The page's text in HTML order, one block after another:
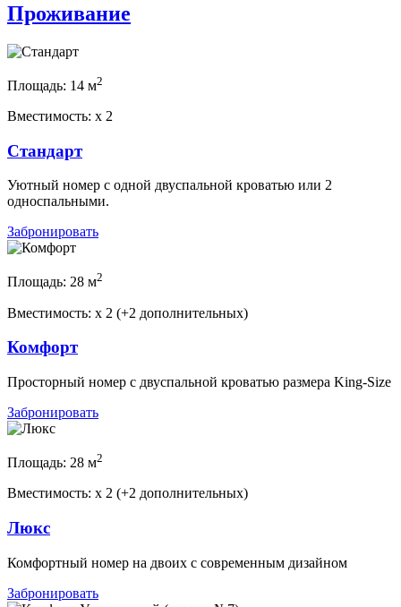
Проживание
Площадь: 14 м2
Вместимость: x 2
Стандарт
Уютный номер с одной двуспальной кроватью или 2
односпальными.
Забронировать
Площадь: 28 м2
Вместимость: x 2 (+2 дополнительных)
Комфорт
Просторный номер с двуспальной кроватью размера King-Size
Забронировать
Площадь: 28 м2
Вместимость: x 2 (+2 дополнительных)
Люкс
Комфортный номер на двоих с современным дизайном
Забронировать